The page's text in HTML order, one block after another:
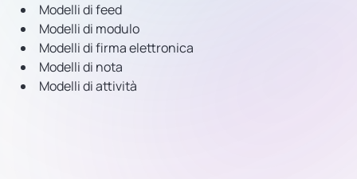
Modelli di feed
Modelli di modulo
Modelli di firma elettronica
Modelli di nota
Modelli di attività